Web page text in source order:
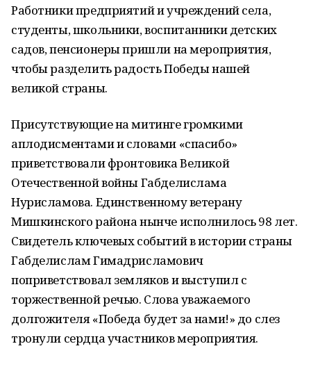
Работники предприятий и учреждений села,
студенты, школьники, воспитанники детских
садов, пенсионеры пришли на мероприятия,
чтобы разделить радость Победы нашей
великой страны.
Присутствующие на митинге громкими
аплодисментами и словами «спасибо»
приветствовали фронтовика Великой
Отечественной войны Габделислама
Нурисламова. Единственному ветерану
Мишкинского района нынче исполнилось 98 лет.
Свидетель ключевых событий в истории страны
Габделислам Гимадрисламович
поприветствовал земляков и выступил с
торжественной речью. Слова уважаемого
долгожителя «Победа будет за нами!» до слез
тронули сердца участников мероприятия.